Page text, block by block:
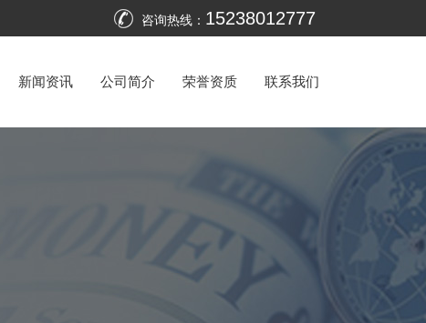
咨询热线： 15238012777
新闻资讯 公司简介 荣誉资质 联系我们